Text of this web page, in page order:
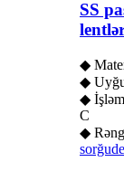
SS
◆
◆
◆
C
◆
sorğu